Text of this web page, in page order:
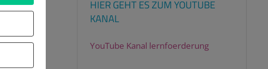
HIER GEHT ES ZUM YOUTUBE
KANAL
YouTube Kanal lernfoerderung